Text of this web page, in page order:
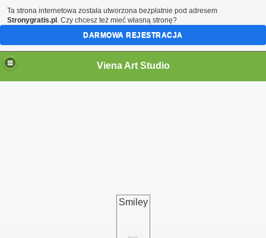
Viena Art Studio
Smiley
Ta strona internetowa została utworzona bezpłatnie pod adresem
Stronygratis.pl . Czy chcesz też mieć własną stronę?
DARMOWA REJESTRACJA